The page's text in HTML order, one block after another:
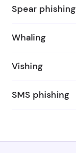
Spear phishing
Whaling
Vishing
SMS phishing